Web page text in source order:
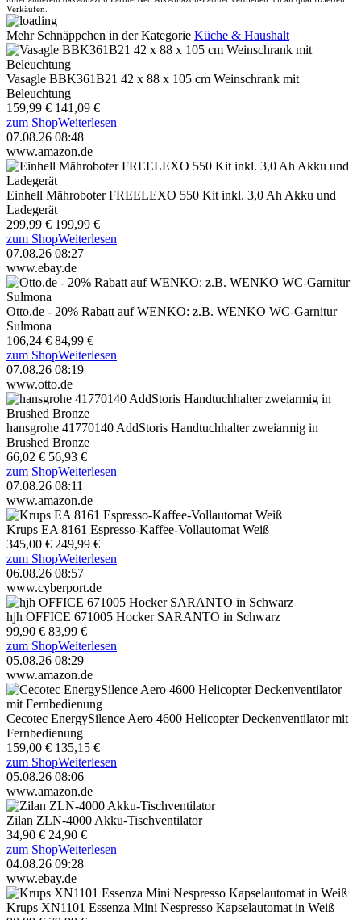
Verkäufen.
Mehr Schnäppchen in der Kategorie Küche & Haushalt
Vasagle BBK361B21 42 x 88 x 105 cm Weinschrank mit
Beleuchtung
159,99 € 141,09 €
zum ShopWeiterlesen
07.08.26 08:48
www.amazon.de
Einhell Mähroboter FREELEXO 550 Kit inkl. 3,0 Ah Akku und
Ladegerät
299,99 € 199,99 €
zum ShopWeiterlesen
07.08.26 08:27
www.ebay.de
Otto.de - 20% Rabatt auf WENKO: z.B. WENKO WC-Garnitur
Sulmona
106,24 € 84,99 €
zum ShopWeiterlesen
07.08.26 08:19
www.otto.de
hansgrohe 41770140 AddStoris Handtuchhalter zweiarmig in
Brushed Bronze
66,02 € 56,93 €
zum ShopWeiterlesen
07.08.26 08:11
www.amazon.de
Krups EA 8161 Espresso-Kaffee-Vollautomat Weiß
345,00 € 249,99 €
zum ShopWeiterlesen
06.08.26 08:57
www.cyberport.de
hjh OFFICE 671005 Hocker SARANTO in Schwarz
99,90 € 83,99 €
zum ShopWeiterlesen
05.08.26 08:29
www.amazon.de
Cecotec EnergySilence Aero 4600 Helicopter Deckenventilator mit
Fernbedienung
159,00 € 135,15 €
zum ShopWeiterlesen
05.08.26 08:06
www.amazon.de
Zilan ZLN-4000 Akku-Tischventilator
34,90 € 24,90 €
zum ShopWeiterlesen
04.08.26 09:28
www.ebay.de
Krups XN1101 Essenza Mini Nespresso Kapselautomat in Weiß